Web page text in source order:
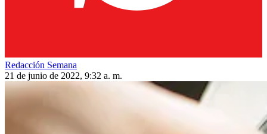
Redacción Semana
21 de junio de 2022, 9:32 a. m.